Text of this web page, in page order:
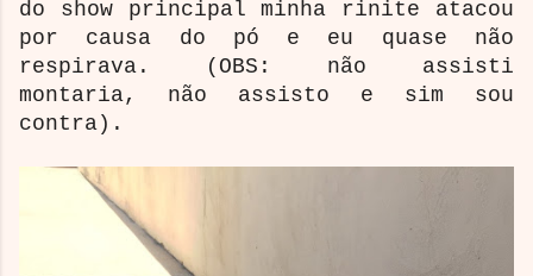
do show principal minha rinite atacou
por causa do pó e eu quase não
respirava. (OBS: não assisti
montaria, não assisto e sim sou
contra).